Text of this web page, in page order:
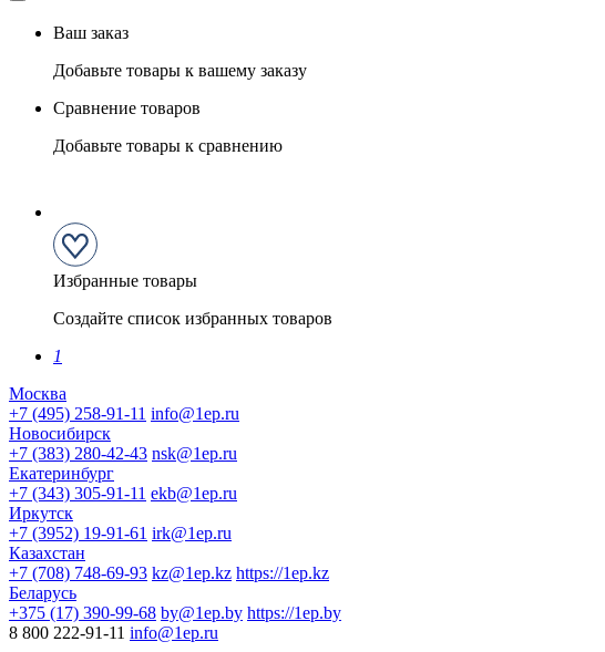
Ваш заказ
Добавьте товары к вашему заказу
Сравнение товаров
Добавьте товары к сравнению
Избранные товары
Создайте список избранных товаров
1
Москва
+7 (495) 258-91-11 info@1ep.ru
Новосибирск
+7 (383) 280-42-43 nsk@1ep.ru
Екатеринбург
+7 (343) 305-91-11 ekb@1ep.ru
Иркутск
+7 (3952) 19-91-61 irk@1ep.ru
Казахстан
+7 (708) 748-69-93 kz@1ep.kz https://1ep.kz
Беларусь
+375 (17) 390-99-68 by@1ep.by https://1ep.by
8 800 222-91-11 info@1ep.ru